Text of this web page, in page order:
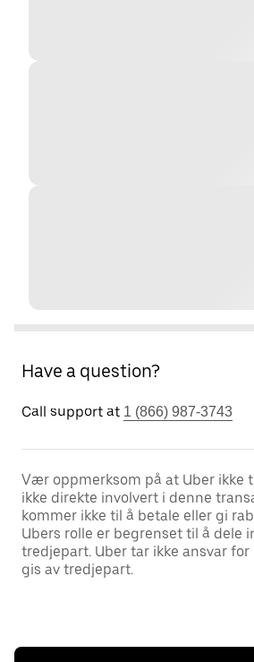
Have a question?
Call support at 1 (866) 987-3743
Vær oppmerksom på at Uber ikke
ikke direkte involvert i denne
kommer ikke til å betale eller gi
Ubers rolle er begrenset til å dele
tredjepart. Uber tar ikke ansvar
gis av tredjepart.